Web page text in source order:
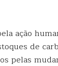
ação
de
pelas